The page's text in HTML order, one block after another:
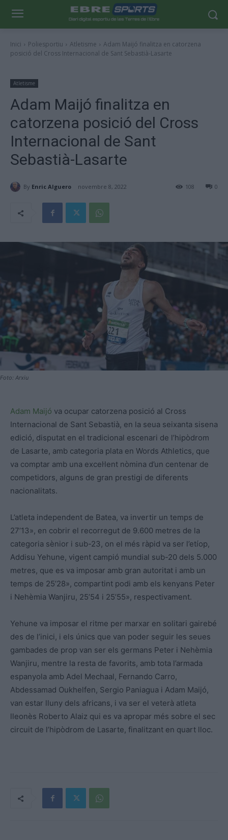
Inici Poliesportiu Atletisme
Adam Maijó finalitza en catorzena
posició del Cross Internacional de Sant Sebastià-Lasarte
Atletisme
Adam Maijó finalitza en
catorzena posició del Cross
Internacional de Sant
Sebastià-Lasarte
By Enric Alguero novembre 8, 2022 0
108
Foto: Arxiu
Adam Maijó va ocupar catorzena posició al Cross
Internacional de Sant Sebastià, en la seua seixanta sisena
edició, disputat en el tradicional escenari de l’hipòdrom
de Lasarte, amb categoria plata en Words Athletics, que
va comptar amb una excel·lent nòmina d’un centenar de
competidors, alguns de gran prestigi de diferents
nacionalitats.
L’atleta independent de Batea, va invertir un temps de
27’13», en cobrir el recorregut de 9.600 metres de la
categoria sènior i sub-23, on el més ràpid va ser l’etíop,
Addisu Yehune, vigent campió mundial sub-20 dels 5.000
metres, que es va imposar amb gran autoritat i amb un
temps de 25’28», compartint podi amb els kenyans Peter
i Nehèmia Wanjiru, 25’54 i 25’55», respectivament.
Yehune va imposar el ritme per marxar en solitari gairebé
des de l’inici, i els únics que van poder seguir les seues
gambades de prop van ser els germans Peter i Nehèmia
Wanjiru, mentre la resta de favorits, amb tota l’armada
espanyola amb Adel Mechaal, Fernando Carro,
Abdessamad Oukhelfen, Sergio Paniagua i Adam Maijó,
van estar lluny dels africans, i va ser el veterà atleta
lleonès Roberto Alaiz qui es va apropar més sobre el sec
circuit de l’hipòdrom de Lasarte, finalitzant en quart lloc.